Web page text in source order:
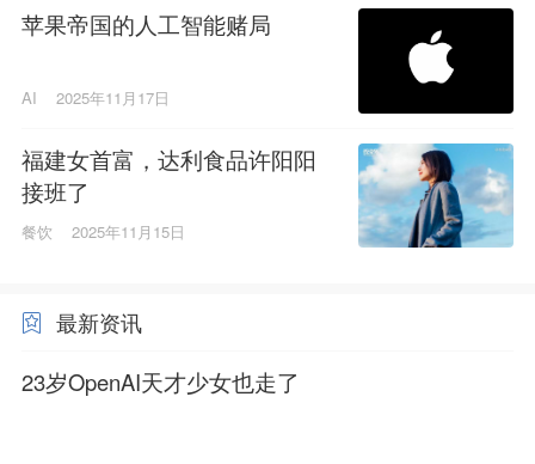
苹果帝国的人工智能赌局
AI 2025年11月17日
福建女首富，达利食品许阳阳
接班了
餐饮 2025年11月15日
最新资讯
23岁OpenAI天才少女也走了